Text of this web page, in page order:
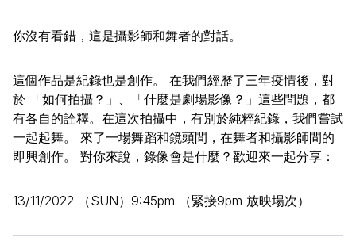
你沒有看錯，這是攝影師和舞者的對話。
這個作品是紀錄也是創作。 在我們經歷了三年疫情後，對
於 「如何拍攝？」、「什麼是劇場影像？」這些問題，都
有各自的詮釋。在這次拍攝中，有別於純粹紀錄，我們嘗試
一起起舞。 來了一場舞蹈和鏡頭間，在舞者和攝影師間的
即興創作。 對你來說，錄像會是什麼？歡迎來一起分享：
13/11/2022 （SUN） 9:45pm （緊接9pm 放映場次）